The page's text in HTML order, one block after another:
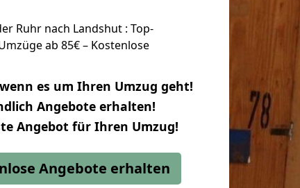
Ruhr nach Landshut : Top-
ab 85€ – Kostenlose
es um Ihren Umzug geht!
Angebote erhalten!
Angebot für Ihren Umzug!
Angebote erhalten